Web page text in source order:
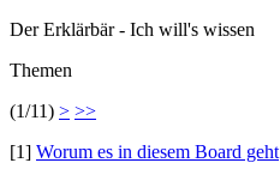
Der Erklärbär - Ich will's wissen
Themen
(1/11) > >>
[1] Worum es in diesem Board geht